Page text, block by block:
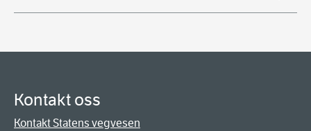
Kontakt oss
Kontakt Statens vegvesen